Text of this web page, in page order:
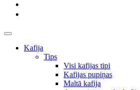
Kafija
Tips
Visi kafijas tipi
Kafijas pupiņas
Maltā kafija